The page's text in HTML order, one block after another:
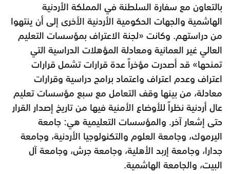
بالتعاون مع سفارة السلطنة في المملكة الأردنية
الهاشمية والجهات الحكومية الأردنية الأخرى إلى أن ينتهوا
من دراستهم. وكانت «لجنة الاعتراف بمؤسسات التعليم
العالي غير العمانية ومعادلة المؤهلات الدراسية التي
تمنحها» قد أصدرت مؤخراً عدة قرارات تشمل قرارات
اعتراف وعدم اعتراف واعتماد برامج دراسية وقرارات
معادلة، من بينها وقف التعامل مع سبع مؤسسات تعليم
عال أردنية نظراً للأوضاع الأمنية فيها من تاريخ إصدار القرار
حتى إشعار آخر. والمؤسسات التعليمية هي: جامعة
اليرموك، وجامعة العلوم والتكنولوجيا الأردنية، وجامعة
جدارا، وجامعة إربد الأهلية، وجامعة جرش، وجامعة آل
البيت، والجامعة الهاشمية.